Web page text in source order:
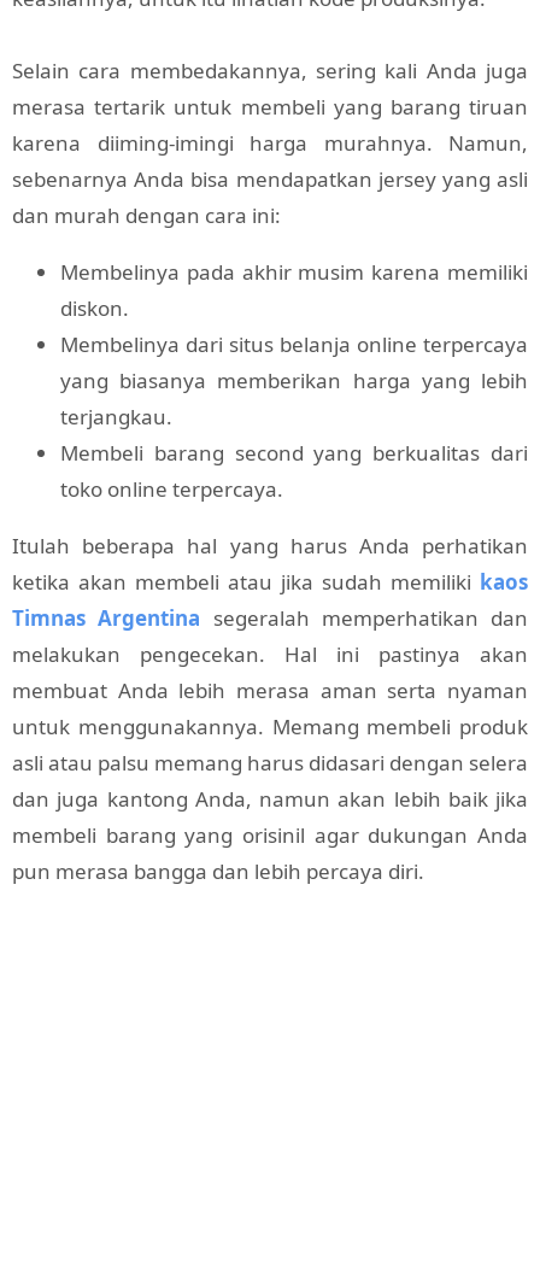
Selain cara membedakannya, sering kali Anda juga
merasa tertarik untuk membeli yang barang tiruan
karena diiming-imingi harga murahnya. Namun,
sebenarnya Anda bisa mendapatkan jersey yang asli
dan murah dengan cara ini:
Membelinya pada akhir musim karena memiliki
diskon.
Membelinya dari situs belanja online terpercaya
yang biasanya memberikan harga yang lebih
terjangkau.
Membeli barang second yang berkualitas dari
toko online terpercaya.
Itulah beberapa hal yang harus Anda perhatikan
ketika akan membeli atau jika sudah memiliki kaos
Timnas Argentina segeralah memperhatikan dan
melakukan pengecekan. Hal ini pastinya akan
membuat Anda lebih merasa aman serta nyaman
untuk menggunakannya. Memang membeli produk
asli atau palsu memang harus didasari dengan selera
dan juga kantong Anda, namun akan lebih baik jika
membeli barang yang orisinil agar dukungan Anda
pun merasa bangga dan lebih percaya diri.